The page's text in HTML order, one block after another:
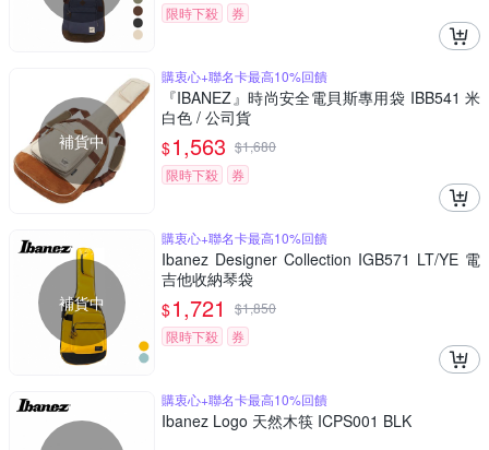
限時下殺 券
補貨中
購衷心+聯名卡最高10%回饋
『IBANEZ』時尚安全電貝斯專用袋 IBB541 米
白色 / 公司貨
$1,563 $1,680
限時下殺
券
補貨中
購衷心+聯名卡最高10%回饋
Ibanez Designer Collection IGB571 LT/YE 電
吉他收納琴袋
$1,721 $1,850
限時下殺
券
購衷心+聯名卡最高10%回饋
Ibanez Logo 天然木筷 ICPS001 BLK